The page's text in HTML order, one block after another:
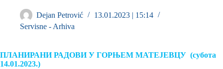
Dejan Petrović
13.01.2023 | 15:14
Servisne - Arhiva
ПЛАНИРАНИ РАДОВИ У ГОРЊЕМ МАТЕЈЕВЦУ (субота
14.01.2023.)